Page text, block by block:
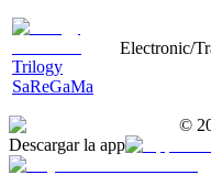
Trilogy
SaReGaMa
Electronic/
©
Descargar la app